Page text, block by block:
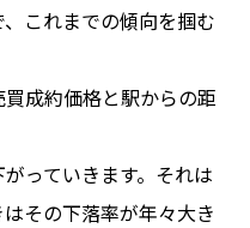
これまでの傾向を掴む
成約価格と駅からの距
っていきます。それは
その下落率が年々大き